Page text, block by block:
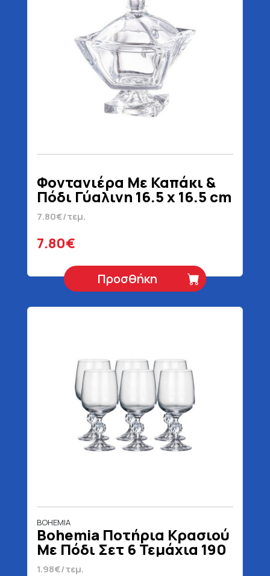
Φοντανιέρα Με Καπάκι &
Πόδι Γύαλινη 16.5 x 16.5 cm
7.80€/τεμ.
7.80€
Προσθήκη
BOHEMIA
Bohemia Ποτήρια Κρασιού
Με Πόδι Σετ 6 Τεμάχια 190
ml
1.98€/τεμ.